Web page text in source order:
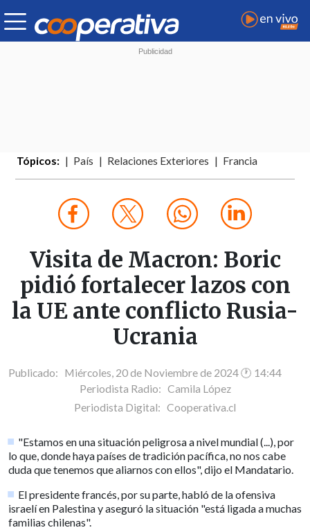
Tópicos: País Relaciones Exteriores Francia
Visita de Macron: Boric
pidió fortalecer lazos con
la UE ante conflicto Rusia-
Ucrania
Publicado: Miércoles, 20 de Noviembre de 2024 🕐 14:44
Periodista Radio: Camila López
Periodista Digital: Cooperativa.cl
"Estamos en una situación peligrosa a nivel mundial (...), por
lo que, donde haya países de tradición pacífica, no nos cabe
duda que tenemos que aliarnos con ellos", dijo el Mandatario.
El presidente francés, por su parte, habló de la ofensiva
israelí en Palestina y aseguró la situación "está ligada a muchas
familias chilenas".